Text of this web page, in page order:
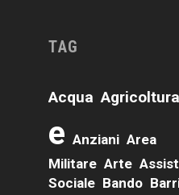
TAG
Acqua Agricoltura
E Anziani Area
Militare Arte
Sociale Bando